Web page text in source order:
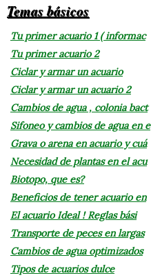
Temas básicos
Tu primer acuario 1 ( informac
Tu primer acuario 2
Ciclar y armar un acuario
Ciclar y armar un acuario 2
Cambios de agua , colonia bact
Sifoneo y cambios de agua en e
Grava o arena en acuario y cuá
Necesidad de plantas en el acu
Biotopo, que es?
Beneficios de tener acuario en
El acuario Ideal ! Reglas bási
Transporte de peces en largas
Cambios de agua optimizados
Tipos de acuarios dulce